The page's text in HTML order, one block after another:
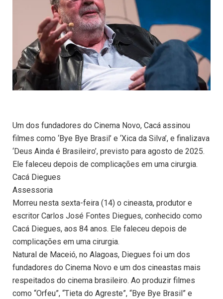
Um dos fundadores do Cinema Novo, Cacá assinou
filmes como ‘Bye Bye Brasil’ e ‘Xica da Silva’, e finalizava
‘Deus Ainda é Brasileiro’, previsto para agosto de 2025.
Ele faleceu depois de complicações em uma cirurgia.
Cacá Diegues
Assessoria
Morreu nesta sexta-feira (14) o cineasta, produtor e
escritor Carlos José Fontes Diegues, conhecido como
Cacá Diegues, aos 84 anos. Ele faleceu depois de
complicações em uma cirurgia.
Natural de Maceió, no Alagoas, Diegues foi um dos
fundadores do Cinema Novo e um dos cineastas mais
respeitados do cinema brasileiro. Ao produzir filmes
como “Orfeu”, “Tieta do Agreste”, “Bye Bye Brasil” e